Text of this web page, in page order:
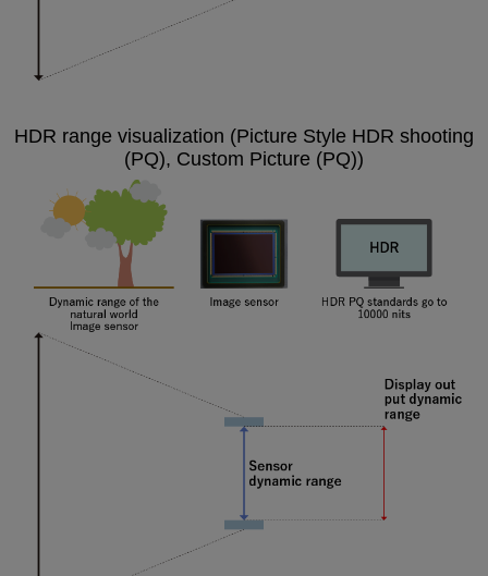
HDR range visualization (Picture Style HDR shooting
(PQ), Custom Picture (PQ))